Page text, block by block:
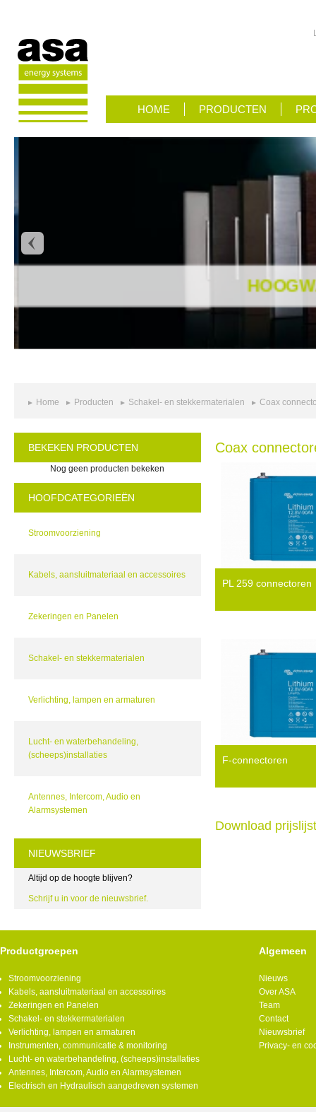
HOME PRODUCTEN
Home Producten Schakel- en stekkermaterialen Coax
BEKEKEN PRODUCTEN
Nog geen producten bekeken
HOOFDCATEGORIEËN
Stroomvoorziening
Kabels, aansluitmateriaal en accessoires
Zekeringen en Panelen
Schakel- en stekkermaterialen
Verlichting, lampen en armaturen
Lucht- en waterbehandeling,
(scheeps)installaties
Antennes, Intercom, Audio en
Alarmsystemen
NIEUWSBRIEF
Altijd op de hoogte blijven?
Schrijf u in voor de nieuwsbrief.
Coax
PL 259 connectoren
F-connectoren
Download
Productgroepen
Stroomvoorziening
Kabels, aansluitmateriaal en accessoires
Zekeringen en Panelen
Schakel- en stekkermaterialen
Verlichting, lampen en armaturen
Instrumenten, communicatie & monitoring
Lucht- en waterbehandeling, (scheeps)installaties
Antennes, Intercom, Audio en Alarmsystemen
Electrisch en Hydraulisch aangedreven systemen
Algemeen
Nieuws
Over ASA
Team
Contact
Nieuwsbrief
Privacy- en